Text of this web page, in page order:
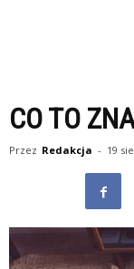
CO TO
Przez Redakcja - 19